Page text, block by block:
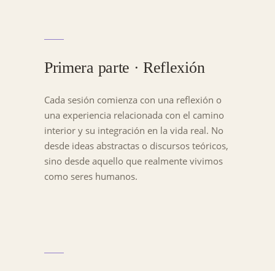
Primera parte · Reflexión
Cada sesión comienza con una reflexión o
una experiencia relacionada con el camino
interior y su integración en la vida real. No
desde ideas abstractas o discursos teóricos,
sino desde aquello que realmente vivimos
como seres humanos.